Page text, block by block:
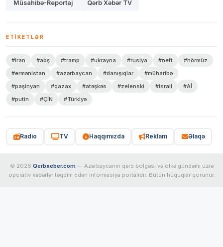
Müsahibə-Reportaj Qərb Xəbər TV
ETIKETLƏR
#iran #abş #tramp #ukrayna #rusiya #neft
#hörmüz
#ermənistan
#azərbaycan #danışıqlar
#müharibə
#paşinyan
#qazax #atəşkəs #zelenski #israil
#Aİ
#putin
#ÇİN #Türkiyə
Radio TV Haqqımızda Reklam Əlaqə
© 2026 Qerbxeber.com — Azərbaycanın qərb bölgəsi və ölkə gündəmi üzrə
operativ xəbərlər təqdim edən informasiya portalıdır. Bütün hüquqlar qorunur.